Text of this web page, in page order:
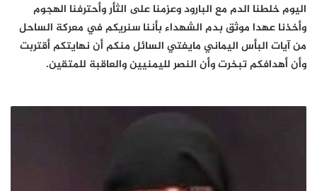
اليوم خلطنا الدم مع البارود وعزمنا على الثأر وأحترفنا الهجوم
وأخذنا عهدا موثق بدم الشهداء بأننا سنريكم في معركة الساحل
من آيات البأس اليماني مايفتي السائل منكم أن نهايتكم أقتربت
وأن أهدافكم تبخرت وأن النصر لليمنيين والعاقبة للمتقين.